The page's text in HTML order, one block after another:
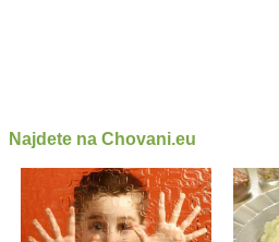
Najdete na Chovani.eu